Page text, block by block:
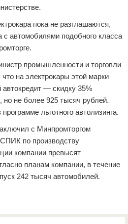
пока не разглашаются,
с автомобилями подобного класса
промышленности и торговли
на электрокары этой марки
— скидку 35%
но не более 925 тысяч рублей.
льготного автолизинга.
с Минпромторгом
по производству
компании превысят
планам компании, в течение
242 тысяч автомобилей.